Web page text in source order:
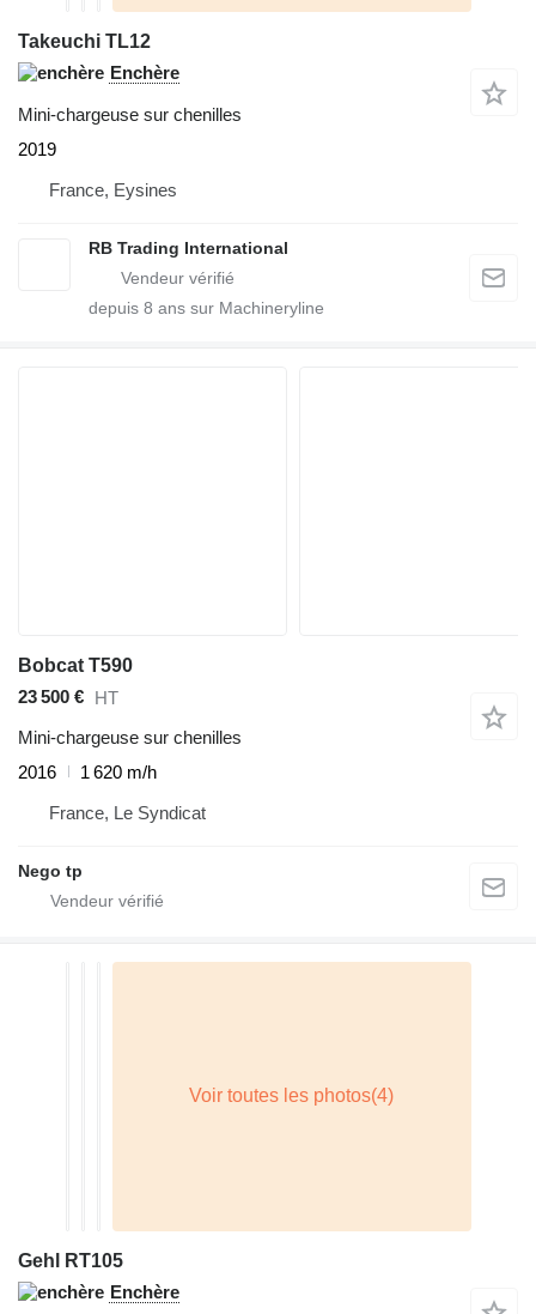
Takeuchi TL12
Enchère
Mini-chargeuse sur chenilles
2019
France, Eysines
RB Trading International
depuis 8 ans sur Machineryline
Bobcat T590
23 500 € HT
Mini-chargeuse sur chenilles
2016
1 620 m/h
France, Le Syndicat
Nego tp
Gehl RT105
Enchère